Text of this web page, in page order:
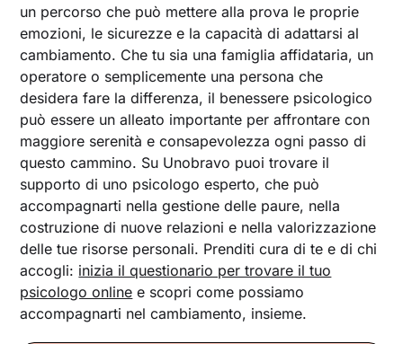
un percorso che può mettere alla prova le proprie
emozioni, le sicurezze e la capacità di adattarsi al
cambiamento. Che tu sia una famiglia affidataria, un
operatore o semplicemente una persona che
desidera fare la differenza, il benessere psicologico
può essere un alleato importante per affrontare con
maggiore serenità e consapevolezza ogni passo di
questo cammino. Su Unobravo puoi trovare il
supporto di uno psicologo esperto, che può
accompagnarti nella gestione delle paure, nella
costruzione di nuove relazioni e nella valorizzazione
delle tue risorse personali. Prenditi cura di te e di chi
accogli: inizia il questionario per trovare il tuo
psicologo online e scopri come possiamo
accompagnarti nel cambiamento, insieme.